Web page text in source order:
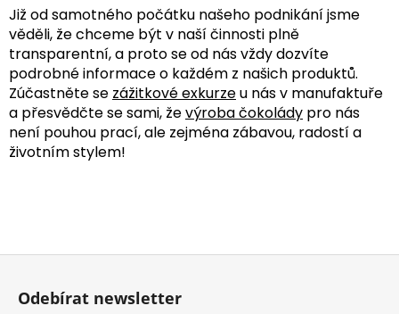
Již od samotného počátku našeho podnikání jsme
věděli, že chceme být v naší činnosti plně
transparentní, a proto se od nás vždy dozvíte
podrobné informace o každém z našich produktů.
Zúčastněte se zážitkové exkurzeu nás v manufaktuře
a přesvědčte se sami, ževýroba čokolády pro nás
není pouhou prací, ale zejména zábavou, radostí a
životním stylem!
Z
Odebírat newsletter